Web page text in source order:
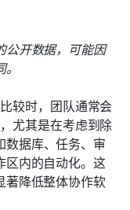
公开数据，可能因
较时，团队通常会
尤其是在考虑到除
据库、任务、审
区内的自动化。这
著降低整体协作软